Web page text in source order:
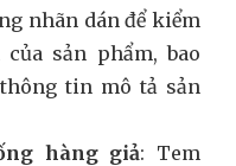
nhãn dán để kiểm
sản phẩm, bao
tin mô tả sản
hàng giả: Tem